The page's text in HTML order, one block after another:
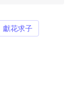
獻花求子